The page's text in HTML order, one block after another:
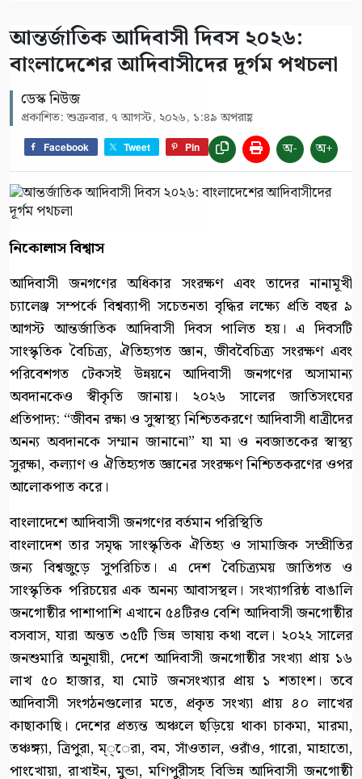
আন্তর্জাতিক আদিবাসী দিবস ২০২৬:
বাংলাদেশের আদিবাসীদের দূর্গম পথচলা
ডেস্ক নিউজ
প্রকাশিত: শুক্রবার, ৭ আগস্ট, ২০২৬, ১:৪৯ অপরাহ্ণ
Facebook Tweet Pin অ- অ+
নিকোলাস বিশ্বাস
আদিবাসী জনগণের অধিকার সংরক্ষণ এবং তাদের নানামূখী
চ্যালেঞ্জ সম্পর্কে বিশ্বব্যাপী সচেতনতা বৃদ্ধির লক্ষ্যে প্রতি বছর ৯
আগস্ট আন্তর্জাতিক আদিবাসী দিবস পালিত হয়। এ দিবসটি
সাংস্কৃতিক বৈচিত্র্য, ঐতিহ্যগত জ্ঞান, জীববৈচিত্র্য সংরক্ষণ এবং
পরিবেশগত টেকসই উন্নয়নে আদিবাসী জনগণের অসামান্য
অবদানকেও স্বীকৃতি জানায়। ২০২৬ সালের জাতিসংঘের
প্রতিপাদ্য: “জীবন রক্ষা ও সুস্বাস্থ্য নিশ্চিতকরণে আদিবাসী ধাত্রীদের
অনন্য অবদানকে সম্মান জানানো” যা মা ও নবজাতকের স্বাস্থ্য
সুরক্ষা, কল্যাণ ও ঐতিহ্যগত জ্ঞানের সংরক্ষণ নিশ্চিতকরণের ওপর
আলোকপাত করে।
বাংলাদেশে আদিবাসী জনগণের বর্তমান পরিস্থিতি
বাংলাদেশ তার সমৃদ্ধ সাংস্কৃতিক ঐতিহ্য ও সামাজিক সম্প্রীতির
জন্য বিশ্বজুড়ে সুপরিচিত। এ দেশ বৈচিত্র্যময় জাতিগত ও
সাংস্কৃতিক পরিচয়ের এক অনন্য আবাসস্থল। সংখ্যাগরিষ্ঠ বাঙালি
জনগোষ্ঠীর পাশাপাশি এখানে ৫৪টিরও বেশি আদিবাসী জনগোষ্ঠীর
বসবাস, যারা অন্তত ৩৫টি ভিন্ন ভাষায় কথা বলে। ২০২২ সালের
জনশুমারি অনুযায়ী, দেশে আদিবাসী জনগোষ্ঠীর সংখ্যা প্রায় ১৬
লাখ ৫০ হাজার, যা মোট জনসংখ্যার প্রায় ১ শতাংশ। তবে
আদিবাসী সংগঠনগুলোর মতে, প্রকৃত সংখ্যা প্রায় ৪০ লাখের
কাছাকাছি। দেশের প্রত্যন্ত অঞ্চলে ছড়িয়ে থাকা চাকমা, মারমা,
তঞ্চঙ্গ্যা, ত্রিপুরা, ম্্েরা, বম, সাঁওতাল, ওরাঁও, গারো, মাহাতো,
পাংখোয়া, রাখাইন, মুন্ডা, মণিপুরীসহ বিভিন্ন আদিবাসী জনগোষ্ঠী